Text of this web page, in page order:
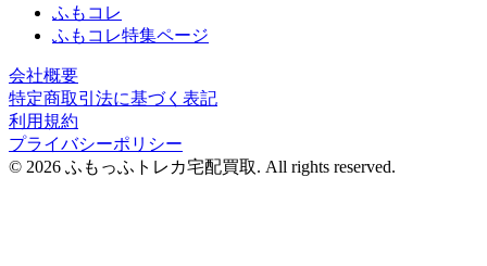
ふもコレ
ふもコレ特集ページ
会社概要
特定商取引法に基づく表記
利用規約
プライバシーポリシー
© 2026 ふもっふトレカ宅配買取. All rights reserved.